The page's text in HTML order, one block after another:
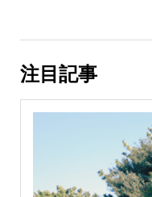
注目記事